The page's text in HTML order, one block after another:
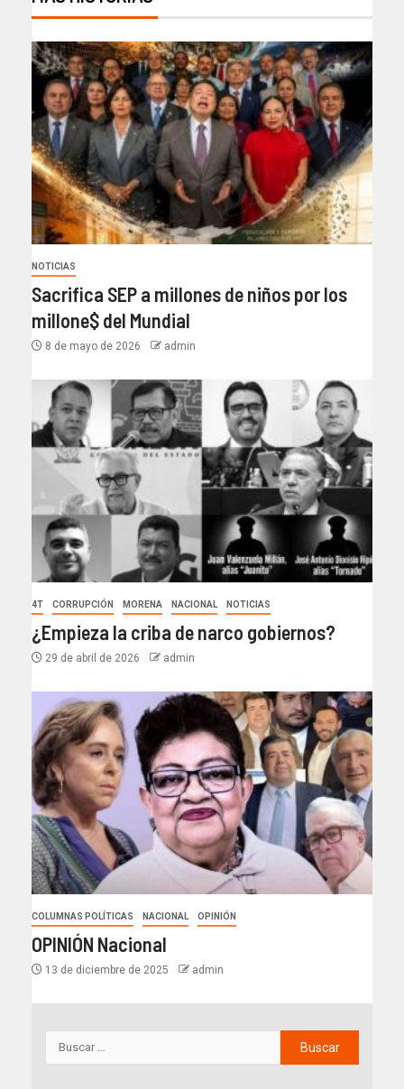
NOTICIAS
Sacrifica SEP a millones de niños por los
millone$ del Mundial
8 de mayo de 2026 admin
4T CORRUPCIÓN MORENA NACIONAL NOTICIAS
¿Empieza la criba de narco gobiernos?
29 de abril de 2026 admin
COLUMNAS POLÍTICAS NACIONAL OPINIÓN
OPINIÓN Nacional
13 de diciembre de 2025 admin